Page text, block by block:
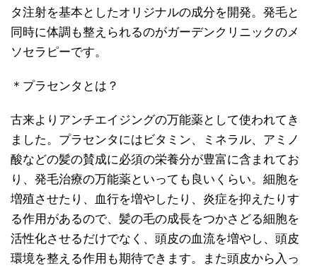
タ注射を基本としたオリジナルの成分を開発。発毛と
同時に体調も整えられるのがガーデンクリニックのメ
ソセラピーです。
＊プラセンタとは？
古来よりアンチエイジングの万能薬として使われてき
ました。プラセンタにはビタミン、ミネラル、アミノ
酸などの髪の賛成に必須の栄養分が豊富に含まれてお
り、発毛治療の万能薬といっても良いくらい。細胞を
増殖させたり、血行を増やしたり、炎症を抑えたりす
る作用があるので、髪の毛の成長をつかさどる細胞を
活性化させるだけでなく、頭皮の血流を増やし、頭皮
環境を整える作用も期待できます。また頭皮から入っ